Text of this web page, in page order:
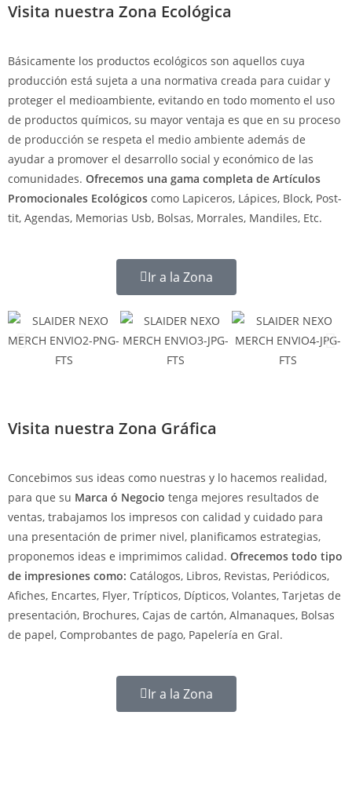
Visita nuestra Zona Ecológica
Básicamente los productos ecológicos son aquellos cuya
producción está sujeta a una normativa creada para cuidar y
proteger el medioambiente, evitando en todo momento el uso
de productos químicos, su mayor ventaja es que en su proceso
de producción se respeta el medio ambiente además de
ayudar a promover el desarrollo social y económico de las
comunidades. Ofrecemos una gama completa de Artículos
Promocionales Ecológicos como Lapiceros, Lápices, Block, Post-
tit, Agendas, Memorias Usb, Bolsas, Morrales, Mandiles, Etc.
Ir a la Zona
Visita nuestra Zona Gráfica
Concebimos sus ideas como nuestras y lo hacemos realidad,
para que su Marca ó Negocio tenga mejores resultados de
ventas, trabajamos los impresos con calidad y cuidado para
una presentación de primer nivel, planificamos estrategias,
proponemos ideas e imprimimos calidad. Ofrecemos todo tipo
de impresiones como: Catálogos, Libros, Revistas, Periódicos,
Afiches, Encartes, Flyer, Trípticos, Dípticos, Volantes, Tarjetas de
presentación, Brochures, Cajas de cartón, Almanaques, Bolsas
de papel, Comprobantes de pago, Papelería en Gral.
Ir a la Zona